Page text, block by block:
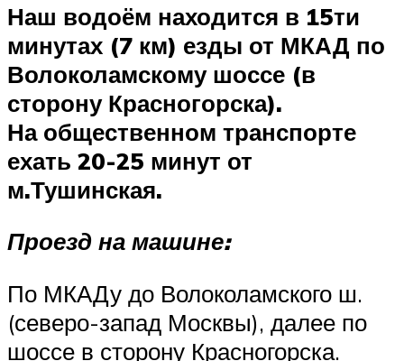
Наш водоём находится в 15ти
минутах (7 км) езды от МКАД по
Волоколамскому шоссе (в
сторону Красногорска).
На общественном транспорте
ехать 20-25 минут от
м.Тушинская.
Проезд на машине:
По МКАДу до Волоколамского ш.
(северо-запад Москвы), далее по
шоссе в сторону Красногорска.